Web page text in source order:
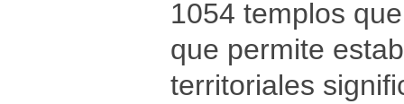
1054 templos
que permite
territoriales